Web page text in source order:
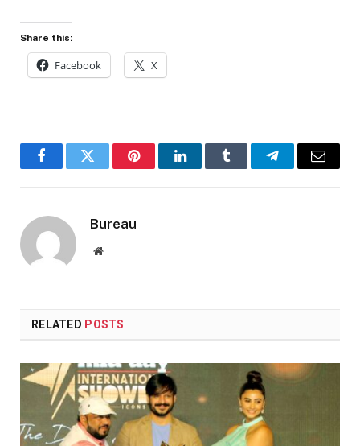
Share this:
Facebook X
FacebookTwitter PinterestLinkedInTumblr TelegramEmail
Bureau
Website
RELATED POSTS